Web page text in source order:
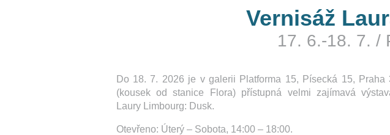
Vernisáž
17. 6.-18. 7. /
Do 18. 7. 2026 je v galerii Platforma 15, Písecká 15, Praha
(kousek od stanice Flora) přístupná velmi zajímavá
Laury Limbourg: Dusk.
Otevřeno: Úterý – Sobota, 14:00 – 18:00.